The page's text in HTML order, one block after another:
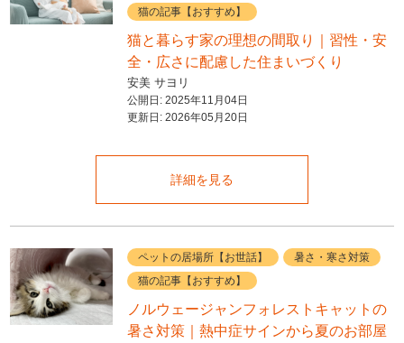
猫の記事【おすすめ】
猫と暮らす家の理想の間取り｜習性・安
全・広さに配慮した住まいづくり
安美 サヨリ
公開日: 2025年11月04日
更新日: 2026年05月20日
詳細を見る
ペットの居場所【お世話】
暑さ・寒さ対策
猫の記事【おすすめ】
ノルウェージャンフォレストキャットの
暑さ対策｜熱中症サインから夏のお部屋